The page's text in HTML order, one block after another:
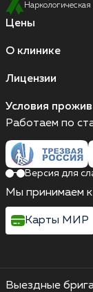
Цены
О клинике
Лицензии
Условия
Выездные
Работаем по
Версия для
Мы принимаем
Карты МИР